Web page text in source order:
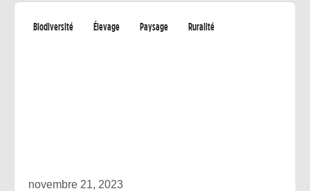
Biodiversité Élevage Paysage Ruralité
novembre 21, 2023